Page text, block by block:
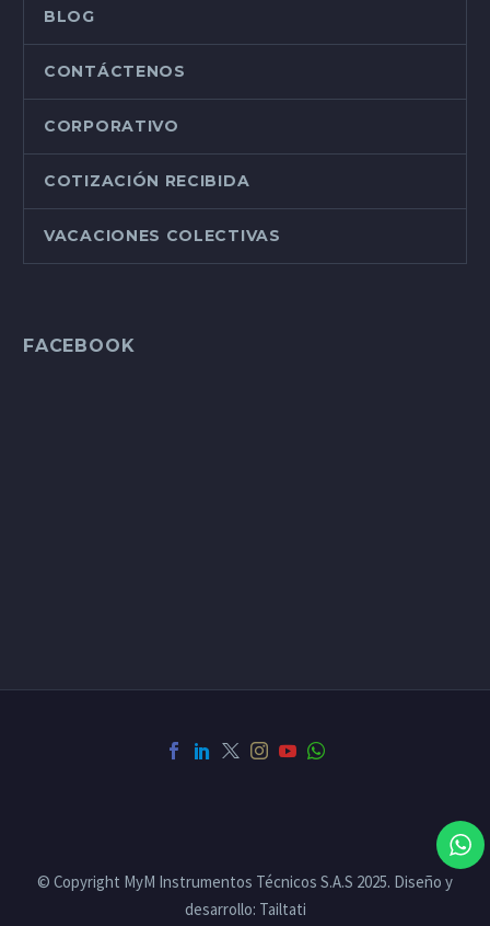
BLOG
CONTÁCTENOS
CORPORATIVO
COTIZACIÓN RECIBIDA
VACACIONES COLECTIVAS
FACEBOOK
© Copyright MyM Instrumentos Técnicos S.A.S 2025. Diseño y
desarrollo: Tailtati